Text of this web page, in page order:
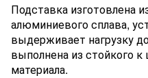
Подставка изготовлена
алюминиевого сплава,
выдерживает нагрузку
выполнена из стойкого
материала.